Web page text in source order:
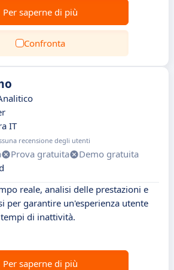
Per saperne di più
Confronta
IT
recensione degli utenti
Prova gratuita
Demo gratuita
reale, analisi delle prestazioni e
per garantire un'esperienza utente
di inattività.
Per saperne di più